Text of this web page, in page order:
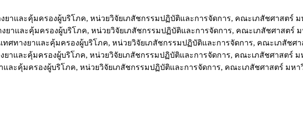
ยาและคุ้มครองผู้บริโภค, หน่วยวิจัยเภสัชกรรมปฏิบัติและการจัดการ, คณะเภสัชศาสตร์
ยาและคุ้มครองผู้บริโภค, หน่วยวิจัยเภสัชกรรมปฏิบัติและการจัดการ, คณะเภสัชศาสตร์
ทศทางยาและคุ้มครองผู้บริโภค, หน่วยวิจัยเภสัชกรรมปฏิบัติและการจัดการ, คณะเภสัชศ
ยาและคุ้มครองผู้บริโภค, หน่วยวิจัยเภสัชกรรมปฏิบัติและการจัดการ, คณะเภสัชศาสตร์
และคุ้มครองผู้บริโภค, หน่วยวิจัยเภสัชกรรมปฏิบัติและการจัดการ, คณะเภสัชศาสตร์ มหา